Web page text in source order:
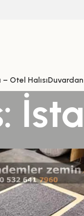
Otel Halısı